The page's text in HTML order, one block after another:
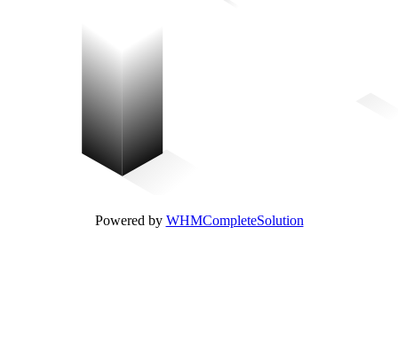
Powered by WHMCompleteSolution